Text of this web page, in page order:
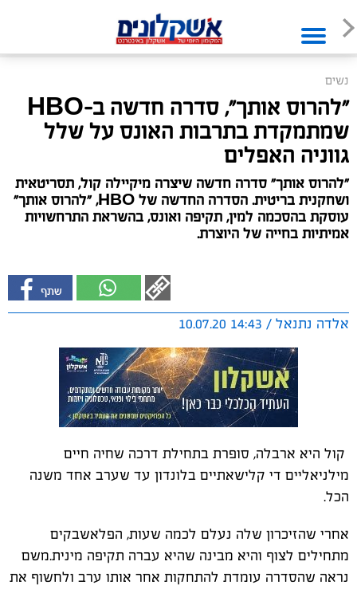
נשים
"להרוס אותך", סדרה חדשה ב-HBO
שמתמקדת בתרבות האונס על שלל
גווניה האפלים
"להרוס אותך" סדרה חדשה שיצרה מיקיילה קול, תסריטאית
ושחקנית בריטית. הסדרה החדשה של HBO, "להרוס אותך"
עוסקת בהסכמה למין, תקיפה ואונס, בהשראת התרחשויות
אמיתיות בחייה של היוצרת.
אלדה נתנאל / 14:43 10.07.20
קול היא ארבלה, סופרת בתחילת דרכה שחיה חיים
מילניאליים די קלישאתיים בלונדון עד שערב אחד משנה
הכל.
אחרי שהזיכרון שלה נעלם לכמה שעות, הפלאשבקים
מתחילים לצוף והיא מבינה שהיא עברה תקיפה מינית.משם
נראה שהסדרה עומדת להתחקות אחר אותו ערב ולחשוף את